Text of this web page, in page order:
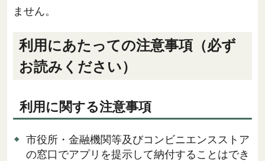
ません。
利用にあたっての注意事項（必ず
お読みください）
利用に関する注意事項
市役所・金融機関等及びコンビニエンスストア
の窓口でアプリを提示して納付することはでき